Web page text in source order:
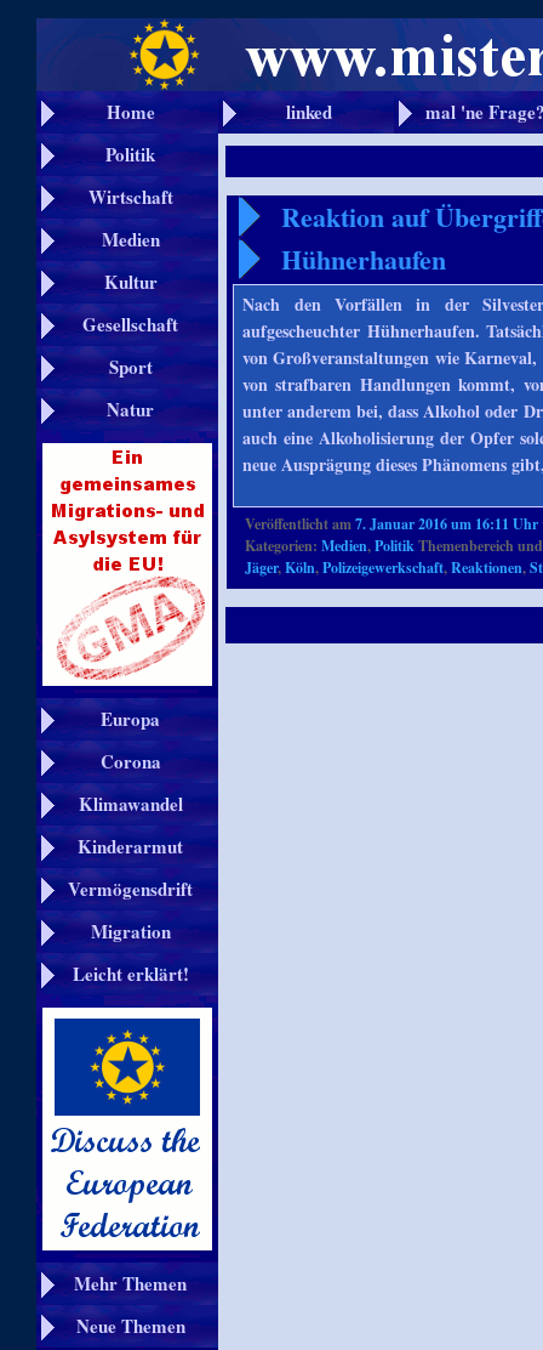
Home linked
mal 'ne
Politik
Wirtschaft
Medien
Kultur
Gesellschaft
Sport
Natur
Europa
Corona
Klimawandel
Kinderarmut
Vermögensdrift
Migration
Leicht erklärt!
Mehr Themen
Neue Themen
Reaktion auf
Hühnerhaufen
Nach den Vorfällen in der
aufgescheuchter Hühnerhaufen.
von Großveranstaltungen wie
von strafbaren Handlungen kommt,
unter anderem bei, dass Alkohol oder
auch eine Alkoholisierung der Opfer
neue Ausprägung dieses Phänomens
Veröffentlicht am7. Januar 2016 um 16:11 Uhr
Kategorien:Medien,PolitikThemenbereich
Jäger,Köln,Polizeigewerkschaft,Reaktionen,